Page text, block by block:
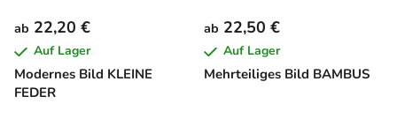
Modernes Bild KLEINE
FEDER
ab 22,20 €
Auf Lager
Mehrteiliges Bild BAMBUS
ab 22,50 €
Auf Lager